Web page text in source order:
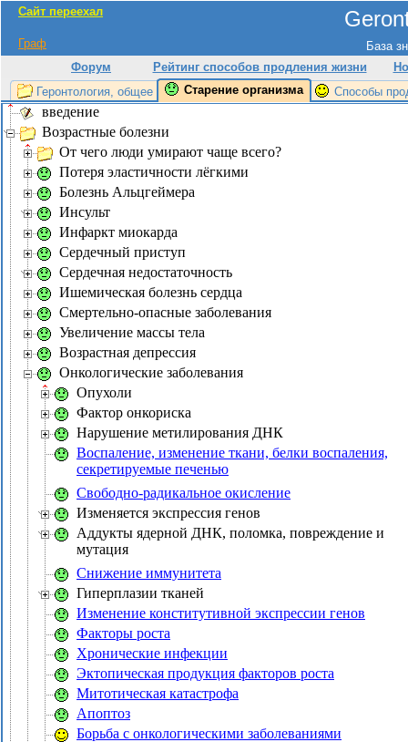
Сайт переехал
База
Граф
Форум
Рейтинг способов продления жизни
Геронтология, общее
Старение организма Способы
введение
Возрастные болезни
От чего люди умирают чаще всего?
Потеря эластичности лёгкими
Болезнь Альцгеймера
Инсульт
Инфаркт миокарда
Сердечный приступ
Сердечная недостаточность
Ишемическая болезнь сердца
Смертельно-опасные заболевания
Увеличение массы тела
Возрастная депрессия
Онкологические заболевания
Опухоли
Фактор онкориска
Нарушение метилирования ДНК
Воспаление, изменение ткани, белки воспаления,
секретируемые печенью
Свободно-радикальное окисление
Изменяется экспрессия генов
Аддукты ядерной ДНК, поломка, повреждение и
мутация
Снижение иммунитета
Гиперплазии тканей
Изменение конститутивной экспрессии генов
Факторы роста
Хронические инфекции
Эктопическая продукция факторов роста
Митотическая катастрофа
Апоптоз
Борьба с онкологическими заболеваниями